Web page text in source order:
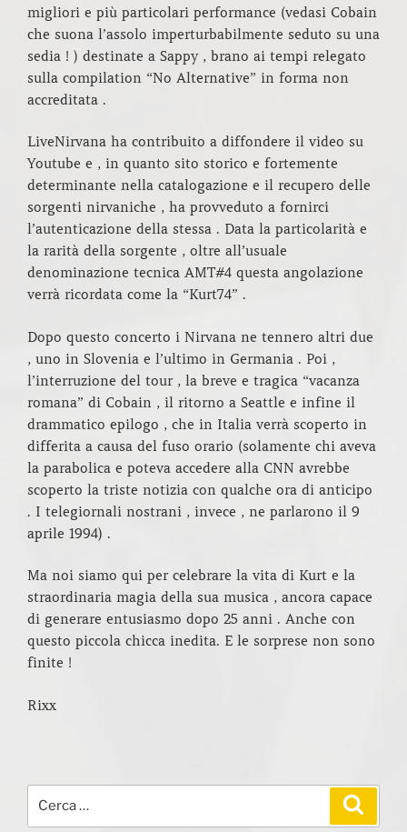
migliori e più particolari performance (vedasi Cobain
che suona l’assolo imperturbabilmente seduto su una
sedia ! ) destinate a Sappy , brano ai tempi relegato
sulla compilation “No Alternative” in forma non
accreditata .
LiveNirvana ha contribuito a diffondere il video su
Youtube e , in quanto sito storico e fortemente
determinante nella catalogazione e il recupero delle
sorgenti nirvaniche , ha provveduto a fornirci
l’autenticazione della stessa . Data la particolarità e
la rarità della sorgente , oltre all’usuale
denominazione tecnica AMT#4 questa angolazione
verrà ricordata come la “Kurt74” .
Dopo questo concerto i Nirvana ne tennero altri due
, uno in Slovenia e l’ultimo in Germania . Poi ,
l’interruzione del tour , la breve e tragica “vacanza
romana” di Cobain , il ritorno a Seattle e infine il
drammatico epilogo , che in Italia verrà scoperto in
differita a causa del fuso orario (solamente chi aveva
la parabolica e poteva accedere alla CNN avrebbe
scoperto la triste notizia con qualche ora di anticipo
. I telegiornali nostrani , invece , ne parlarono il 9
aprile 1994) .
Ma noi siamo qui per celebrare la vita di Kurt e la
straordinaria magia della sua musica , ancora capace
di generare entusiasmo dopo 25 anni . Anche con
questo piccola chicca inedita. E le sorprese non sono
finite !
Rixx